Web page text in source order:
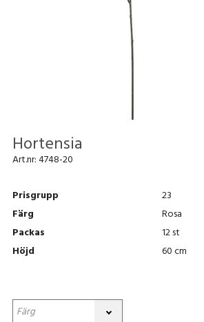
Hortensia
Art.nr:4748-20
Prisgrupp
23
Färg
Rosa
Packas
12 st
Höjd
60 cm